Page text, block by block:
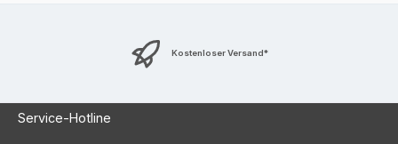
Kostenloser Versand*
Service-Hotline